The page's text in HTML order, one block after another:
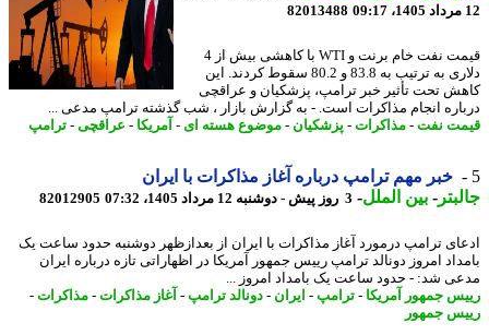
82013488
قیمت نفت خام برنت و WTI با کاهشی بیش از 4
دلاری به ترتیب به 83.8 و 80.2 سقوط کردند. این
تحت تأثیر خبر ترامپ، پزشکیان و عراقچی
انجام مذاکرات است. - به گزارش بازار ، شب گذشته ترامپ مدعی ...
نفت -مذاکرات- پزشکیان-موضوع هسته ای- آمریکا- عراقچی-ترامپ
خبر مهم ترامپ درباره آغاز مذاکرات با ایران
-بین الملل-3 روز پیش - دوشنبه 12 مرداد 1405، 07:32 82012905
ترامپ درمورد آغاز مذاکرات با ایران از بعدازظهر دوشنبه حدود ساعت یک
امروز دونالد ترامپ رییس جمهور آمریکا در اظهاراتی تازه درباره ایران
شد: - حدود ساعت یک بامداد امروز ...
جمهور آمریکا- ترامپ -ایران - دونالد ترامپ -آغاز مذاکرات- مذاکرات-
جمهور